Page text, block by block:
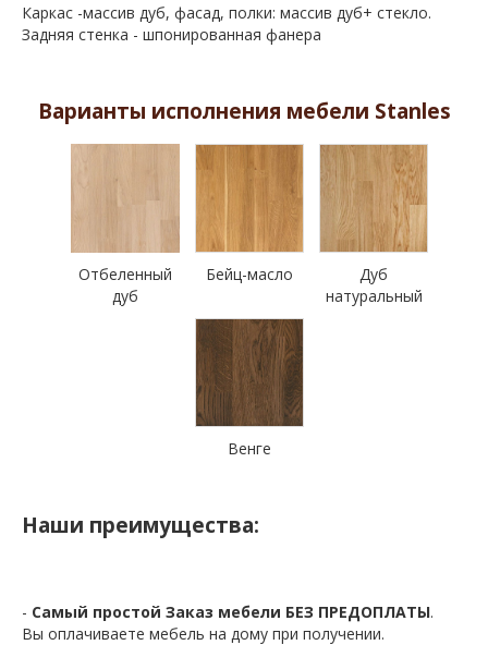
Каркас -массив дуб, фасад, полки: массив дуб+ стекло.
Задняя стенка - шпонированная фанера
Варианты исполнения мебели Stanles
Отбеленный
дуб
Бейц-масло
Дуб
натуральный
Венге
Наши преимущества:
- Самый простой Заказ мебели БЕЗ ПРЕДОПЛАТЫ.
Вы оплачиваете мебель на дому при получении.